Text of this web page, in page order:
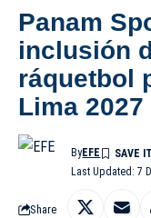
Panam
inclusión
ráquetbol
Lima 2027
Last Updated: 7
ByEFE
Share